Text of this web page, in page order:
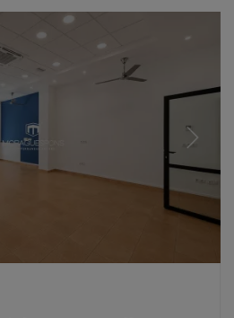
Next